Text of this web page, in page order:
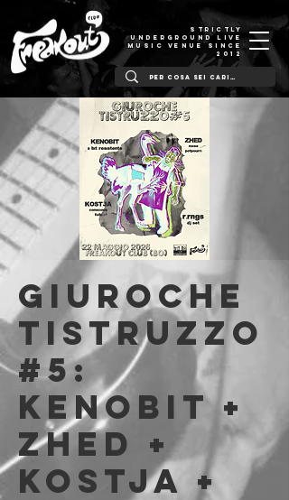
STRICTLY
UNDERGROUND LIVE
MUSIC VENUE SINCE
2012
giuroche
tistruzzo
#5:
Kenobit +
Zhed +
Kostja +